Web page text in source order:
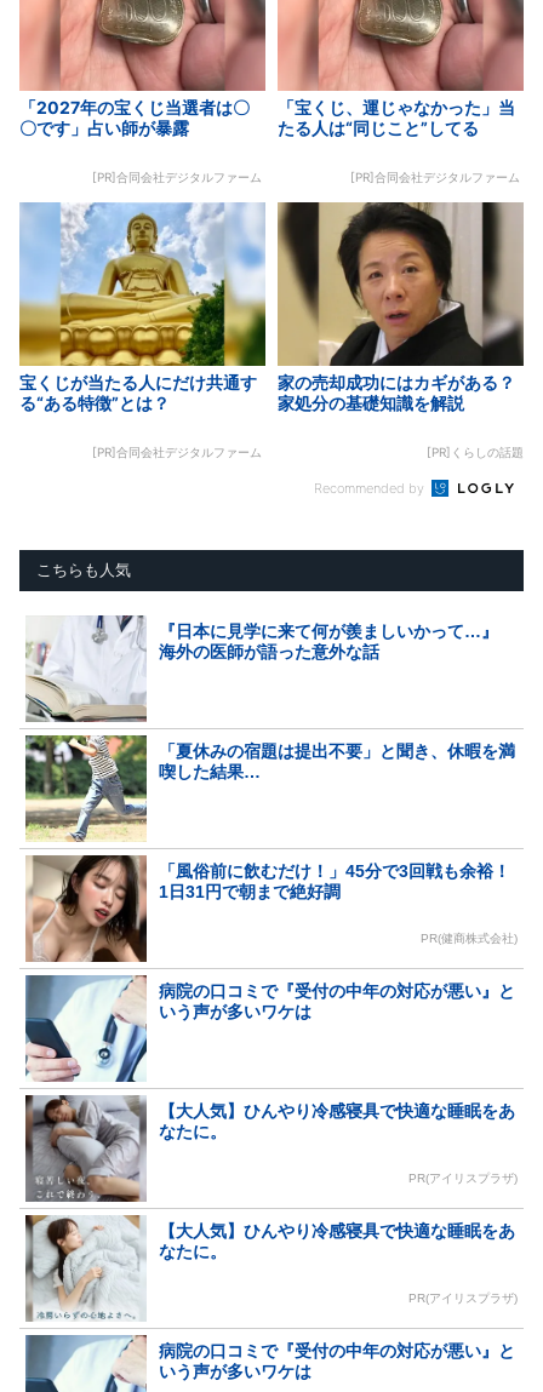
「2027年の宝くじ当選者は〇
〇です」占い師が暴露
[PR]合同会社デジタルファーム
「宝くじ、運じゃなかった」当
たる人は“同じこと”してる
[PR]合同会社デジタルファーム
宝くじが当たる人にだけ共通す
る“ある特徴”とは？
[PR]合同会社デジタルファーム
家の売却成功にはカギがある？
家処分の基礎知識を解説
[PR]くらしの話題
Recommended by
こちらも人気
『日本に見学に来て何が羨ましいかって…』
海外の医師が語った意外な話
「夏休みの宿題は提出不要」と聞き、休暇を満
喫した結果…
「風俗前に飲むだけ！」45分で3回戦も余裕！
1日31円で朝まで絶好調
PR(健商株式会社)
病院の口コミで『受付の中年の対応が悪い』と
いう声が多いワケは
【大人気】ひんやり冷感寝具で快適な睡眠をあ
なたに。
PR(アイリスプラザ)
【大人気】ひんやり冷感寝具で快適な睡眠をあ
なたに。
PR(アイリスプラザ)
病院の口コミで『受付の中年の対応が悪い』と
いう声が多いワケは